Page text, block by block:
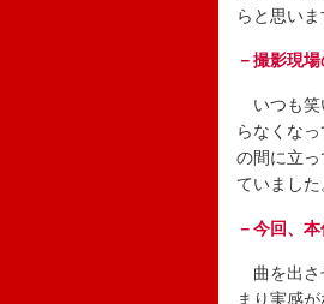
らと思いま
－撮影現
いつも笑
らなくな
の間に立
ていました
－今回、
曲を出さ
まり実感